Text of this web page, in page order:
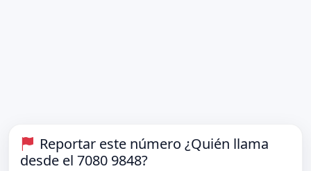
Reportar este número ¿Quién llama
desde el 7080 9848?